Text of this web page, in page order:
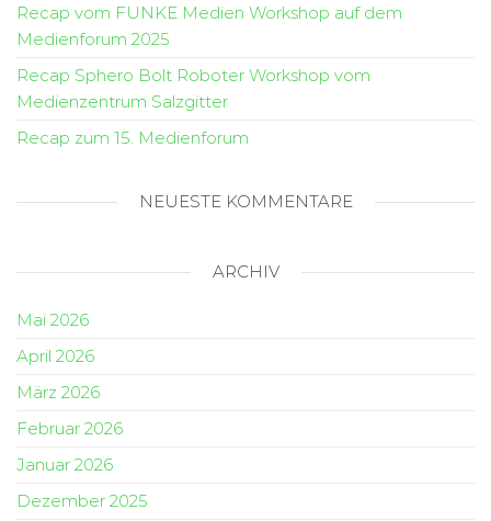
Recap vom FUNKE Medien Workshop auf dem
Medienforum 2025
Recap Sphero Bolt Roboter Workshop vom
Medienzentrum Salzgitter
Recap zum 15. Medienforum
NEUESTE KOMMENTARE
ARCHIV
Mai 2026
April 2026
März 2026
Februar 2026
Januar 2026
Dezember 2025